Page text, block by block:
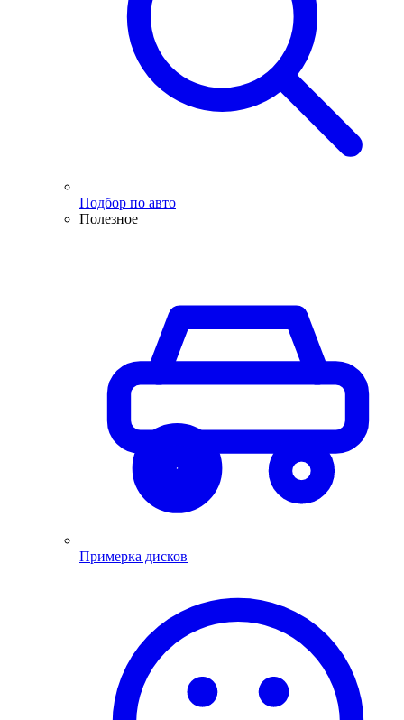
Подбор по авто
Полезное
Примерка дисков